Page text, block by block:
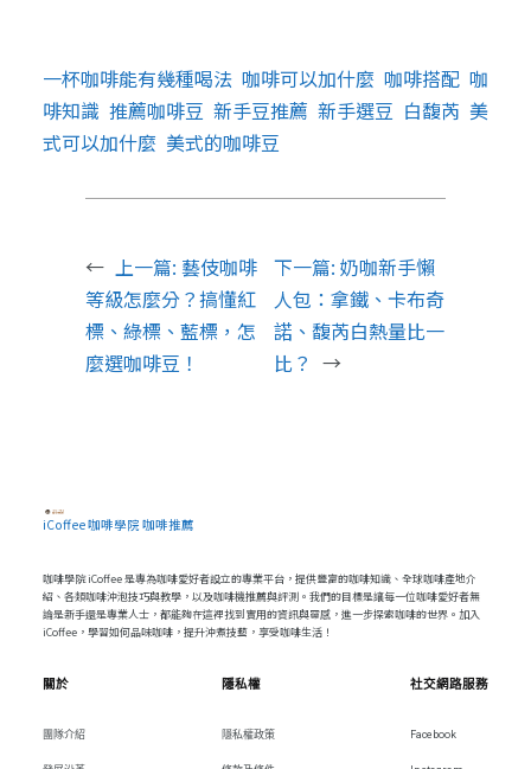
一杯咖啡能有幾種喝法 咖啡可以加什麼 咖啡搭配 咖
啡知識 推薦咖啡豆 新手豆推薦 新手選豆 白馥芮 美
式可以加什麼 美式的咖啡豆
← 上一篇: 藝伎咖啡
等級怎麼分？搞懂紅
標、綠標、藍標，怎
麼選咖啡豆！
下一篇:奶咖新手懶
人包：拿鐵、卡布奇
諾、馥芮白熱量比一
比？ →
iCoffee 咖啡學院 咖啡推薦
咖啡學院 iCoffee 是專為咖啡愛好者設立的專業平台，提供豐富的咖啡知識、全球咖啡產地介
紹、各類咖啡沖泡技巧與教學，以及咖啡機推薦與評測。我們的目標是讓每一位咖啡愛好者無
論是新手還是專業人士，都能夠在這裡找到實用的資訊與靈感，進一步探索咖啡的世界。加入
iCoffee，學習如何品味咖啡，提升沖煮技藝，享受咖啡生活！
關於
團隊介紹
隱私權
隱私權政策
社交網路服務
Facebook